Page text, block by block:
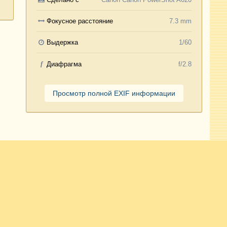
Фокусное расстояние 7.3 mm
Выдержка 1/60
f Диафрагма f/2.8
Просмотр полной EXIF информации